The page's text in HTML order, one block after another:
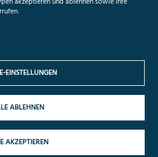
EINSTELLUNGEN
ABLEHNEN
AKZEPTIEREN